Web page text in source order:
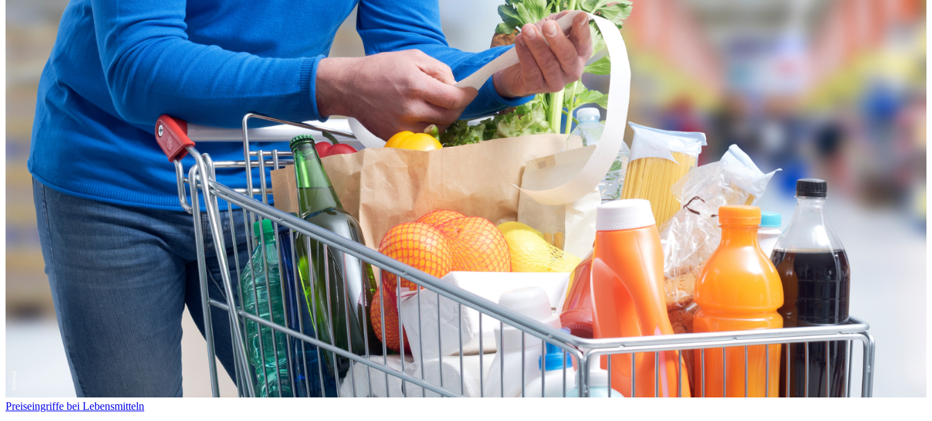
Preiseingriffe bei Lebensmitteln